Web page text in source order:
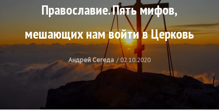
Православие. Пять мифов,
мешающих нам войти в Церковь
Андрей Сегеда 02.10.2020